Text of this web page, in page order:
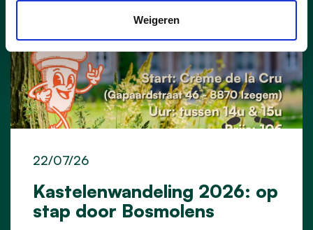
Weigeren
Kastelenwandeling 2026: op
stap door Bosmolens
22/07/26